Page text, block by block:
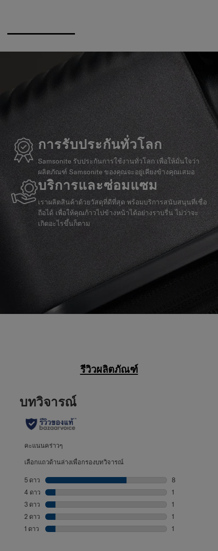
การรับประกันทั่วโลก
Samsonite รับประกันการใช้งานทั่วโลก เพื่อให้มั่นใจว่า
ผลิตภัณฑ์ Samsonite ของคุณจะอยู่เคียงข้างคุณเสมอ
บริการและซ่อมแซม
เราผลิตสินค้าด้วยวัสดุที่ดีที่สุด พร้อมบริการสนับสนุนที่เชื่อ
ถือได้ เพื่อให้คุณก้าวไปข้างหน้าได้อย่างราบรื่น ไม่ว่าจะ
เกิดอะไรขึ้นก็ตาม
รีวิวผลิตภัณฑ์
บทวิจารณ์
คะแนนคร่าวๆ
เลือกแถวด้านล่างเพื่อกรองบทวิจารณ์
5 ดาว ดาว
8
บทวิจารณ์8 บท
4 ดาว ดาว
1
บทวิจารณ์1 บทที่
3 ดาว ดาว
1
บทวิจารณ์1 บทที่
2 ดาว ดาว
1
บทวิจารณ์1 บทที่
1 ดาว ดาว
1